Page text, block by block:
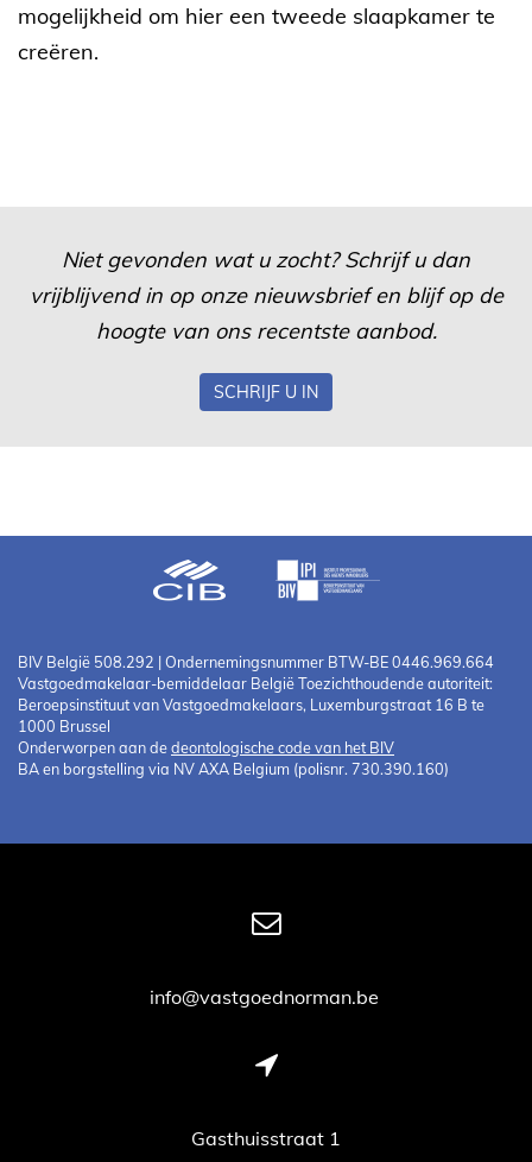
mogelijkheid om hier een tweede slaapkamer te
creëren.
Niet gevonden wat u zocht? Schrijf u dan
vrijblijvend in op onze nieuwsbrief en blijf op de
hoogte van ons recentste aanbod.
SCHRIJF U IN
BIV België 508.292 | Ondernemingsnummer BTW-BE 0446.969.664
Vastgoedmakelaar-bemiddelaar België Toezichthoudende autoriteit:
Beroepsinstituut van Vastgoedmakelaars, Luxemburgstraat 16 B te
1000 Brussel
Onderworpen aan dedeontologische code van het BIV
BA en borgstelling via NV AXA Belgium (polisnr. 730.390.160)
info@vastgoednorman.be
Gasthuisstraat 1